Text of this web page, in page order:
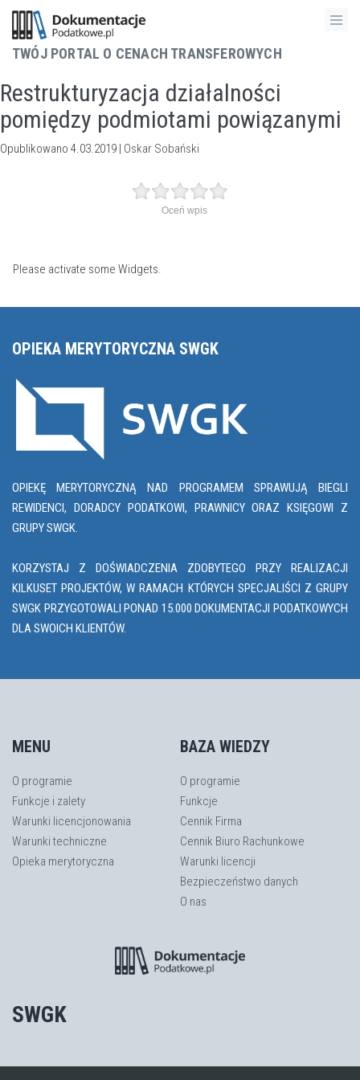
TWÓJ PORTAL O CENACH TRANSFEROWYCH
Restrukturyzacja działalności
pomiędzy podmiotami powiązanymi
Opublikowano 4.03.2019 | Oskar Sobański
Oceń wpis
Please activate some Widgets.
OPIEKA MERYTORYCZNA SWGK
OPIEKĘ MERYTORYCZNĄ NAD PROGRAMEM SPRAWUJĄ BIEGLI
REWIDENCI, DORADCY PODATKOWI, PRAWNICY ORAZ KSIĘGOWI Z
GRUPY SWGK.
KORZYSTAJ Z DOŚWIADCZENIA ZDOBYTEGO PRZY REALIZACJI
KILKUSET PROJEKTÓW, W RAMACH KTÓRYCH SPECJALIŚCI Z GRUPY
SWGK PRZYGOTOWALI PONAD 15.000 DOKUMENTACJI PODATKOWYCH
DLA SWOICH KLIENTÓW.
MENU
O programie
Funkcje i zalety
Warunki licencjonowania
Warunki techniczne
Opieka merytoryczna
BAZA WIEDZY
O programie
Funkcje
Cennik Firma
Cennik Biuro Rachunkowe
Warunki licencji
Bezpieczeństwo danych
O nas
SWGK